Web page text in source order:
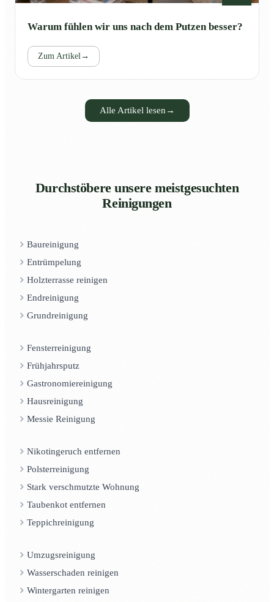
Warum fühlen wir uns nach dem Putzen besser?
Zum Artikel →
Alle Artikel lesen →
Durchstöbere unsere meistgesuchten
Reinigungen
Baureinigung
Entrümpelung
Holzterrasse reinigen
Endreinigung
Grundreinigung
Fensterreinigung
Frühjahrsputz
Gastronomiereinigung
Hausreinigung
Messie Reinigung
Nikotingeruch entfernen
Polsterreinigung
Stark verschmutzte Wohnung
Taubenkot entfernen
Teppichreinigung
Umzugsreinigung
Wasserschaden reinigen
Wintergarten reinigen